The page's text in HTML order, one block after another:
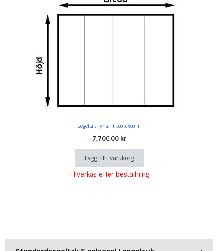
Segeltak Fyrkant 3,0 x 5,0 m
7,700.00 kr
Lägg till i varukorg
Tillverkas efter beställning